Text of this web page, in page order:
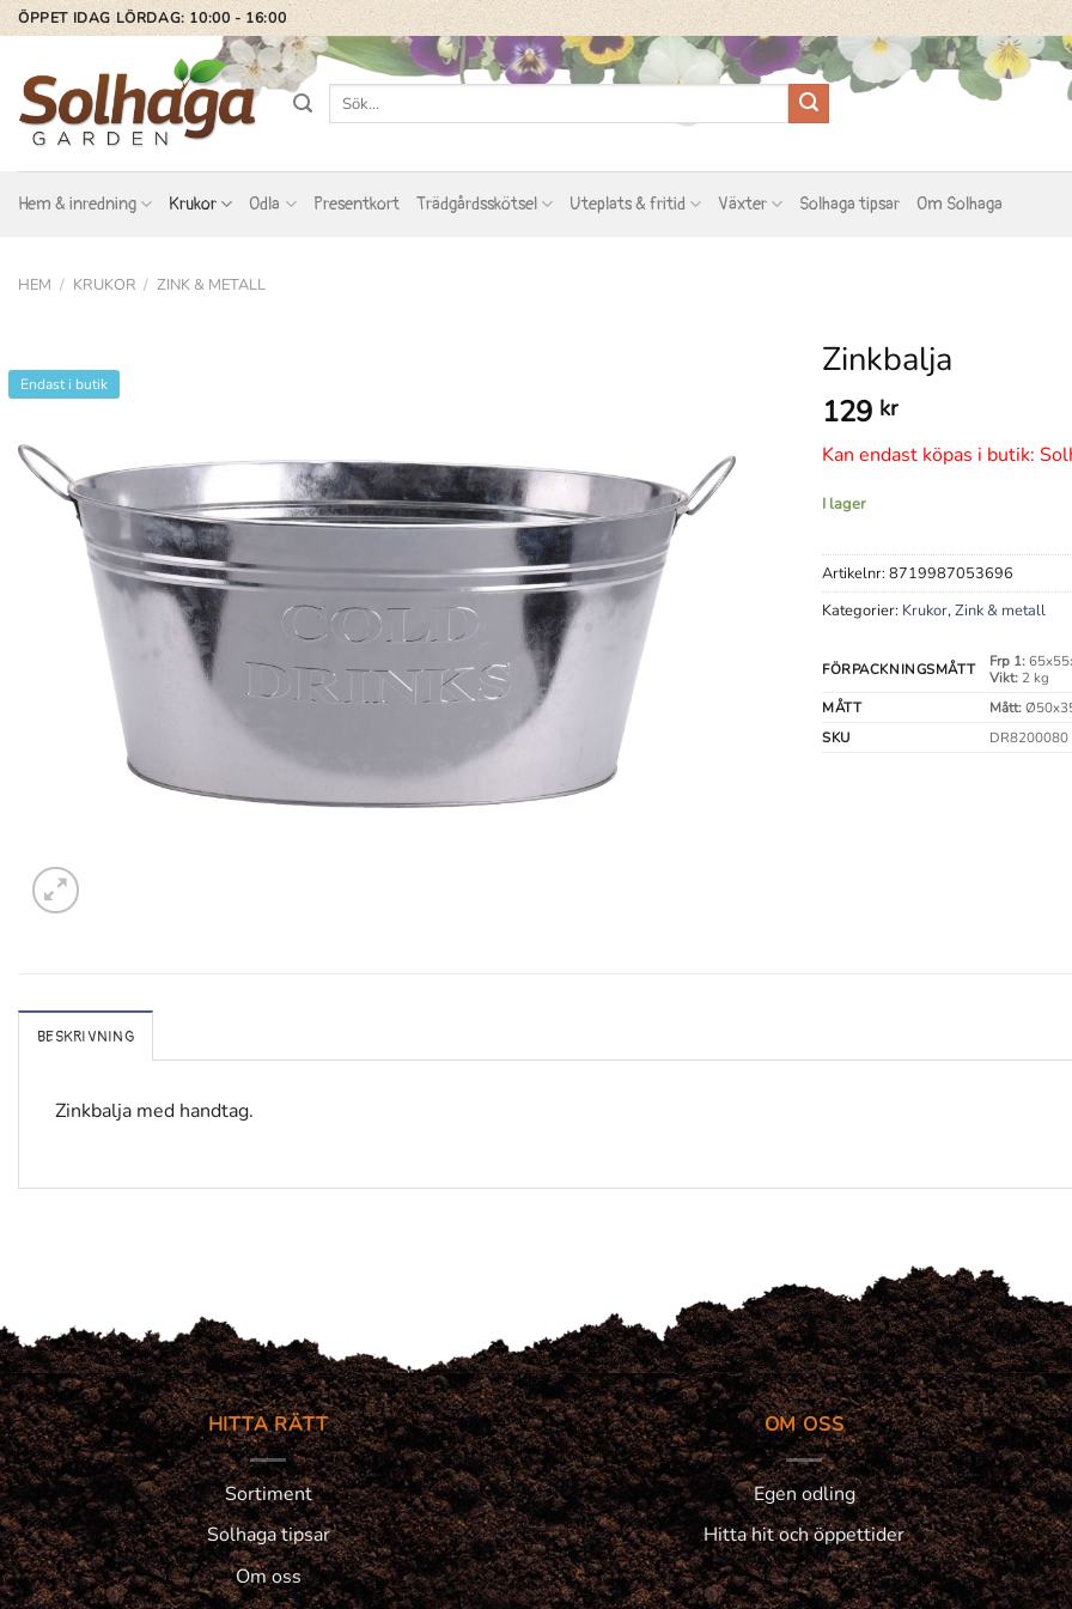
Skip
to
content
ÖPPET IDAG LÖRDAG: 10:00 - 16:00
Sök
Hem & inredning Krukor Odla Presentkort Trädgårdsskötsel Uteplats & fritid Växter Solhaga tipsar Om Solhaga
HEM / KRUKOR / ZINK & METALL
Endast i butik
Zinkbalja
129 kr
Kan endast köpas i butik:
I lager
Artikelnr: 8719987053696
Kategorier: Krukor,Zink & metall
FÖRPACKNINGSMÅTT Frp 1:
Vikt:2 kg
MÅTT
Mått:
SKU
DR8200080
BESKRIVNING
Zinkbalja med handtag.
HITTA RÄTT
Sortiment
Solhaga tipsar
Om oss
OM OSS
Egen odling
Hitta hit och öppettider